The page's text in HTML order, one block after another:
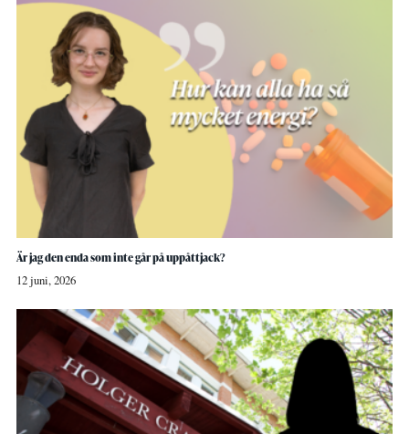
Är jag den enda som inte går på uppåttjack?
12 juni, 2026